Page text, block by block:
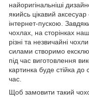
найоригінальніші
якийсь цікавий
інтернет-пускою.
чохлах, на сторінках
різні та незвичайні
силами створимо
під час виготовлення
картинка буде стійка
час.
Щоб замовити такий